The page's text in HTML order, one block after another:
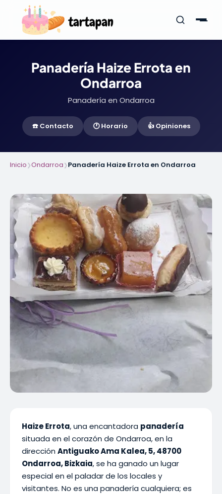
Panadería Haize Errota en
Ondarroa
Panadería en Ondarroa
☎️ Contacto 🕐 Horario 👍 Opiniones
Inicio❯Ondarroa❯Panadería Haize Errota en Ondarroa
Haize Errota, una encantadora panadería
situada en el corazón de Ondarroa, en la
dirección Antiguako Ama Kalea, 5, 48700
Ondarroa, Bizkaia, se ha ganado un lugar
especial en el paladar de los locales y
visitantes. No es una panadería cualquiera; es